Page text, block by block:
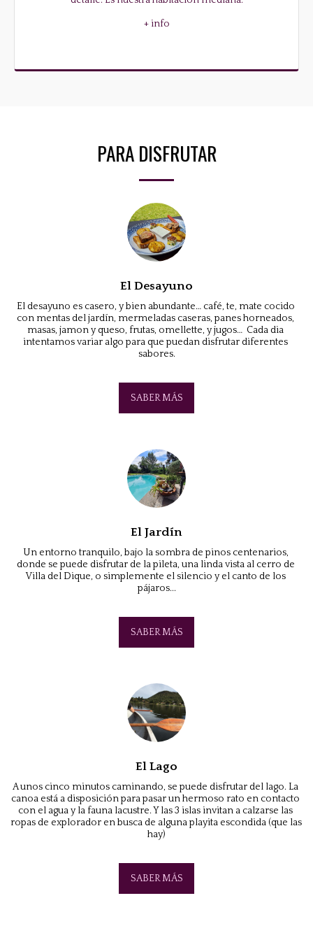
+ info
PARA DISFRUTAR
El Desayuno
El desayuno es casero, y bien abundante… café, te, mate cocido
con mentas del jardín, mermeladas caseras, panes horneados,
masas, jamon y queso, frutas, omellette, y jugos…  Cada dia
intentamos variar algo para que puedan disfrutar diferentes
sabores.
SABER MÁS
El Jardín
Un entorno tranquilo, bajo la sombra de pinos centenarios,
donde se puede disfrutar de la pileta, una linda vista al cerro de
Villa del Dique, o simplemente el silencio y el canto de los
pájaros...
SABER MÁS
El Lago
A unos cinco minutos caminando, se puede disfrutar del lago. La
canoa está a disposición para pasar un hermoso rato en contacto
con el agua y la fauna lacustre. Y las 3 islas invitan a calzarse las
ropas de explorador en busca de alguna playita escondida (que las
hay)
SABER MÁS